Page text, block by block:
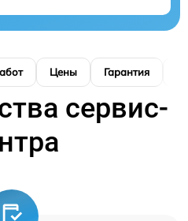
Цены Гарантия
сервис-